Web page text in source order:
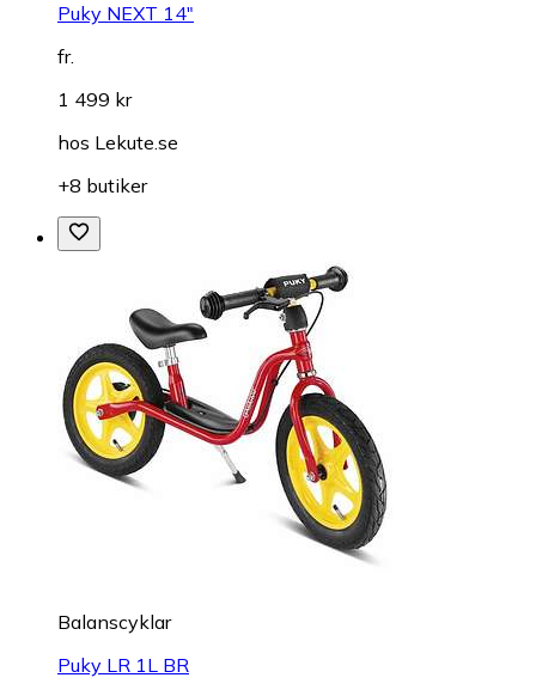
Puky NEXT 14"
fr.
1 499 kr
hos Lekute.se
+8 butiker
Balanscyklar
Puky LR 1L BR